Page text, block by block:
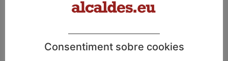
Barcelona i en perd amb...
desembre 15, 2025Consentiment sobre cookies